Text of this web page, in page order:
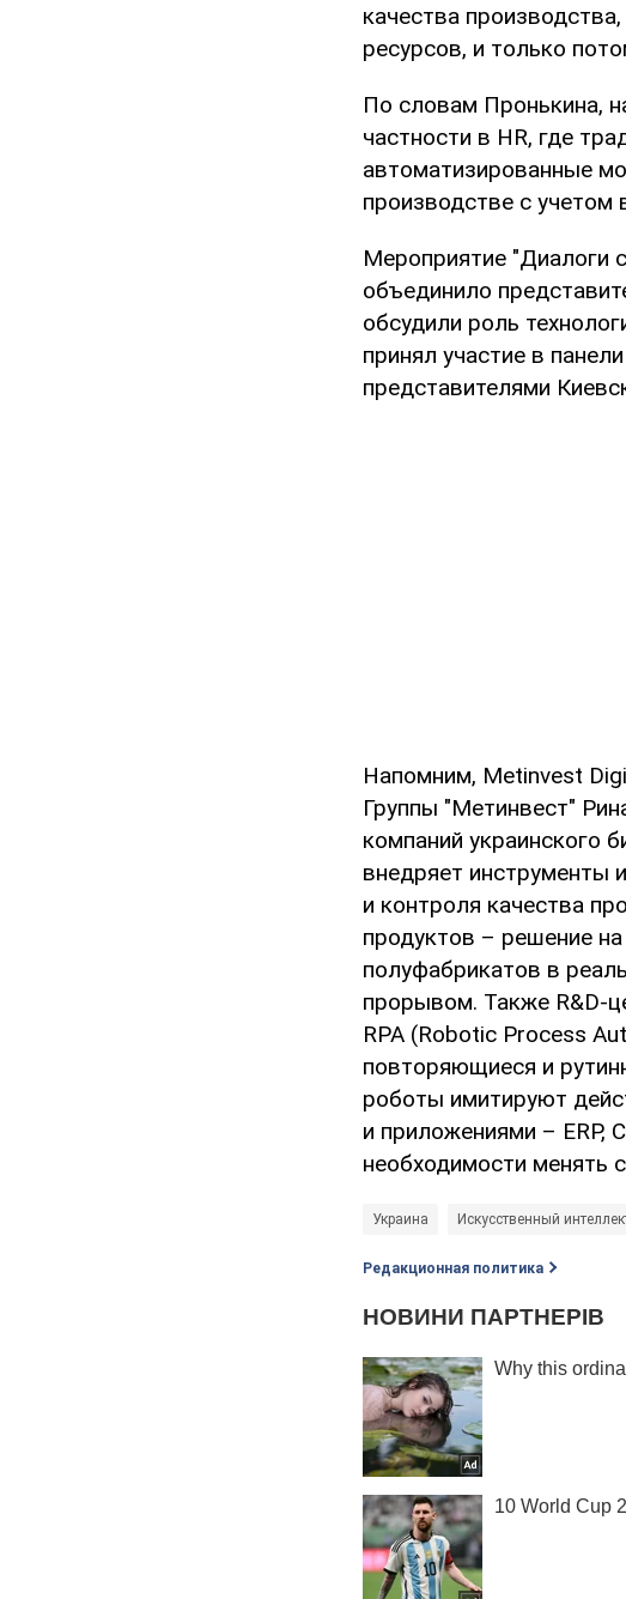
качества
ресурсов, и только
По словам Пронькина,
частности в HR, где
автоматизированные
производстве с учетом
Мероприятие "Диалоги
объединило
обсудили роль
принял участие в
представителями
Напомним, Metinvest
Группы "Метинвест"
компаний украинского
внедряет инструменты
и контроля качества
продуктов – решение
полуфабрикатов в
прорывом. Также R&D-
RPA (Robotic Process
повторяющиеся и
роботы имитируют
и приложениями – ERP,
необходимости менять
Украина Искусственный
Редакционная политика